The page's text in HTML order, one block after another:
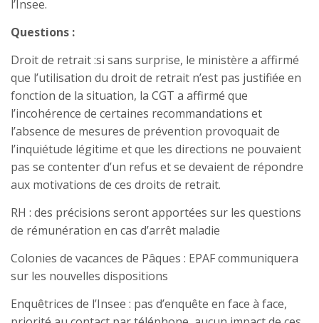
l’Insee.
Questions :
Droit de retrait :si sans surprise, le ministère a affirmé
que l’utilisation du droit de retrait n’est pas justifiée en
fonction de la situation, la CGT a affirmé que
l’incohérence de certaines recommandations et
l’absence de mesures de prévention provoquait de
l’inquiétude légitime et que les directions ne pouvaient
pas se contenter d’un refus et se devaient de répondre
aux motivations de ces droits de retrait.
RH : des précisions seront apportées sur les questions
de rémunération en cas d’arrêt maladie
Colonies de vacances de Pâques : EPAF communiquera
sur les nouvelles dispositions
Enquêtrices de l’Insee : pas d’enquête en face à face,